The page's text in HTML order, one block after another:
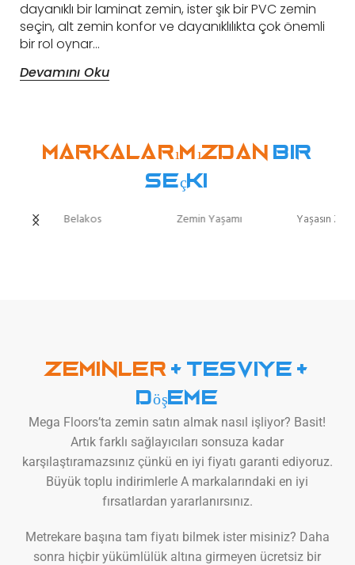
dayanıklı bir laminat zemin, ister şık bir PVC zemin
seçin, alt zemin konfor ve dayanıklılıkta çok önemli
bir rol oynar…
Devamını Oku
Markalarımızdan bir
seçki
Yaşasın Zeminler Hoomline Hebeta
Zeminler + tesviye +
döşeme
Mega Floors’ta zemin satın almak nasıl işliyor? Basit!
Artık farklı sağlayıcıları sonsuza kadar
karşılaştıramazsınız çünkü en iyi fiyatı garanti ediyoruz.
Büyük toplu indirimlerle A markalarındaki en iyi
fırsatlardan yararlanırsınız.
Metrekare başına tam fiyatı bilmek ister misiniz? Daha
sonra hiçbir yükümlülük altına girmeyen ücretsiz bir